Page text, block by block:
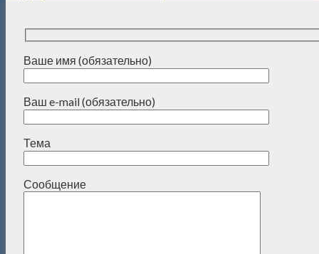
Ваше имя (обязательно)
Ваш e-mail (обязательно)
Тема
Сообщение